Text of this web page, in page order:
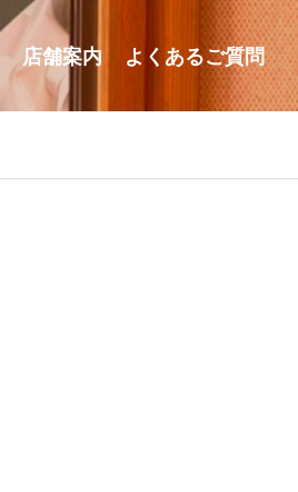
店舗案内 よくあるご質問